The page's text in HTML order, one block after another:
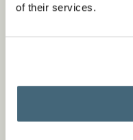
of their services.